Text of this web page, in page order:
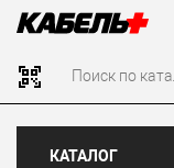
КАТАЛОГ